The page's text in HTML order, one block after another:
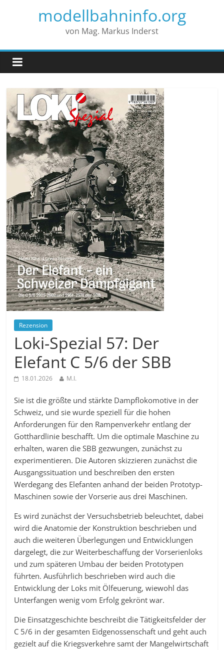
modellbahninfo.org
von Mag. Markus Inderst
Rezension
Loki-Spezial 57: Der
Elefant C 5/6 der SBB
18.01.2026 M.I.
Sie ist die größte und stärkte Dampflokomotive in der
Schweiz, und sie wurde speziell für die hohen
Anforderungen für den Rampenverkehr entlang der
Gotthardlinie beschafft. Um die optimale Maschine zu
erhalten, waren die SBB gezwungen, zunächst zu
experimentieren. Die Autoren skizzieren zunächst die
Ausgangssituation und beschreiben den ersten
Werdegang des Elefanten anhand der beiden Prototyp-
Maschinen sowie der Vorserie aus drei Maschinen.
Es wird zunächst der Versuchsbetrieb beleuchtet, dabei
wird die Anatomie der Konstruktion beschrieben und
auch die weiteren Überlegungen und Entwicklungen
dargelegt, die zur Weiterbeschaffung der Vorserienloks
und zum späteren Umbau der beiden Prototypen
führten. Ausführlich beschrieben wird auch die
Entwicklung der Loks mit Ölfeuerung, wiewohl das
Unterfangen wenig vom Erfolg gekrönt war.
Die Einsatzgeschichte beschreibt die Tätigkeitsfelder der
C 5/6 in der gesamten Eidgenossenschaft und geht auch
gezielt auf die Kriegsverkehre samt der Mangelwirtschaft